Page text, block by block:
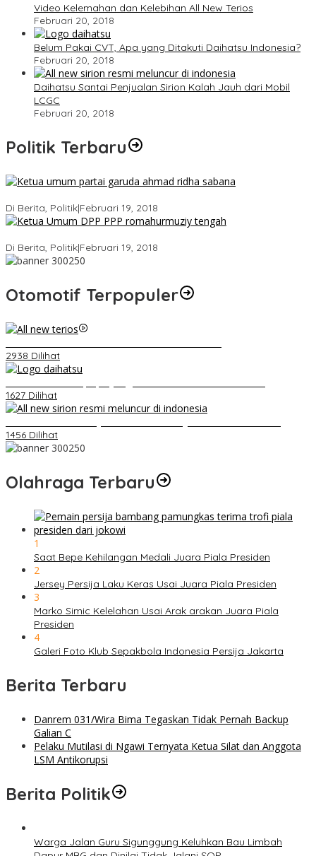
Video Kelemahan dan Kelebihan All New Terios
Februari 20, 2018
Belum Pakai CVT, Apa yang Ditakuti Daihatsu Indonesia?
Februari 20, 2018
Daihatsu Santai Penjualan Sirion Kalah Jauh dari Mobil
LCGC
Februari 20, 2018
Politik Terbaru
Di Berita, Politik|Februari 19, 2018
Di Berita, Politik|Februari 19, 2018
Otomotif Terpopuler
2938 Dilihat
1627 Dilihat
1456 Dilihat
Olahraga Terbaru
1
Saat Bepe Kehilangan Medali Juara Piala Presiden
2
Jersey Persija Laku Keras Usai Juara Piala Presiden
3
Marko Simic Kelelahan Usai Arak arakan Juara Piala
Presiden
4
Galeri Foto Klub Sepakbola Indonesia Persija Jakarta
Berita Terbaru
Danrem 031/Wira Bima Tegaskan Tidak Pernah Backup
Galian C
Pelaku Mutilasi di Ngawi Ternyata Ketua Silat dan Anggota
LSM Antikorupsi
Berita Politik
Warga Jalan Guru Sigunggung Keluhkan Bau Limbah